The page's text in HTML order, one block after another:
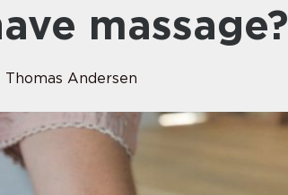
massage?
Thomas Andersen